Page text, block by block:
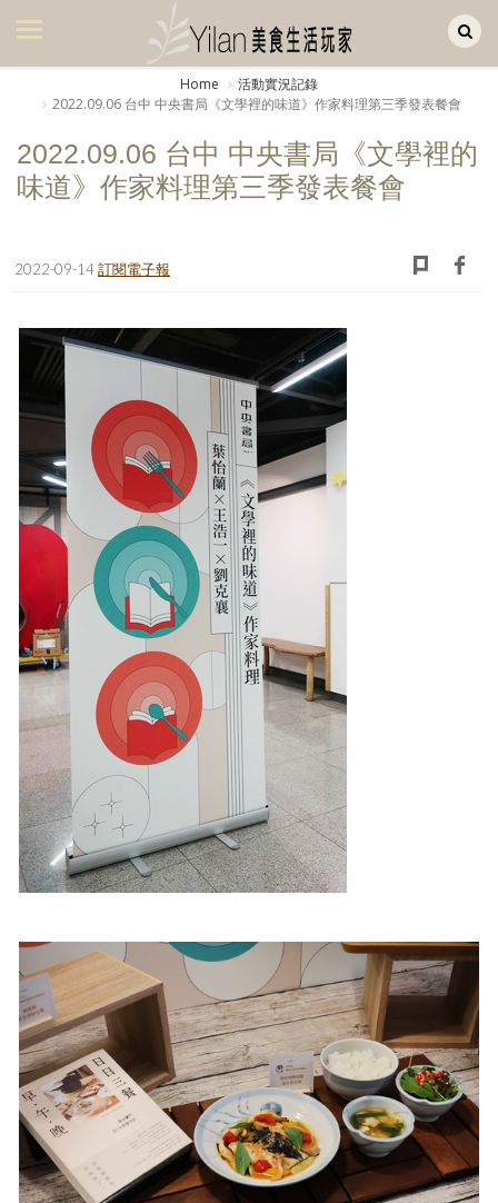
美食集
美飲集
廚房集
旅遊集
書房集
日記簿
餐桌週記
享樂隨手拍
照相簿
影音區
創意出版服務
歷史區
關於Yilan
個人著作
活動實況記錄
媒體報導一覽
合作與代言
Home
活動實況記錄
2022.09.06 台中 中央書局《文學裡的味道》作家料理第三季發表餐會
2022.09.06 台中 中央書局《文學裡的
味道》作家料理第三季發表餐會
2022-09-14訂閱電子報